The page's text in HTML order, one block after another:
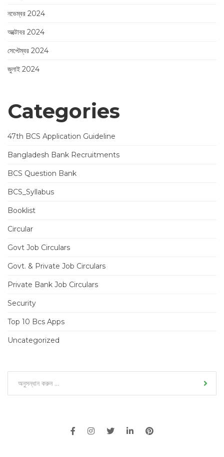
নভেম্বর 2024
অক্টোবর 2024
সেপ্টেম্বর 2024
জুলাই 2024
Categories
47th BCS Application Guideline
Bangladesh Bank Recruitments
BCS Question Bank
BCS_Syllabus
Booklist
Circular
Govt Job Circulars
Govt. & Private Job Circulars
Private Bank Job Circulars
Security
Top 10 Bcs Apps
Uncategorized